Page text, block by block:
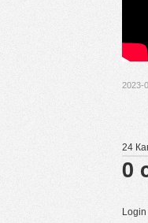
2023-
24
0